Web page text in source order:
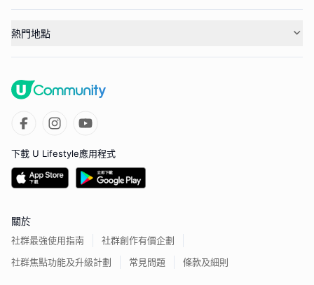
熱門地點
下載 U Lifestyle應用程式
關於
社群最強使用指南
社群創作有價企劃
社群焦點功能及升級計劃
常見問題 條款及細則